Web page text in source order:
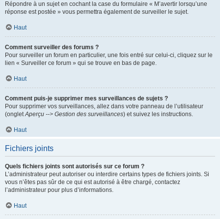
Répondre à un sujet en cochant la case du formulaire « M’avertir lorsqu’une
réponse est postée » vous permettra également de surveiller le sujet.
Haut
Comment surveiller des forums ?
Pour surveiller un forum en particulier, une fois entré sur celui-ci, cliquez sur le
lien « Surveiller ce forum » qui se trouve en bas de page.
Haut
Comment puis-je supprimer mes surveillances de sujets ?
Pour supprimer vos surveillances, allez dans votre panneau de l’utilisateur
(ongletAperçu --> Gestion des surveillances) et suivez les instructions.
Haut
Fichiers joints
Quels fichiers joints sont autorisés sur ce forum ?
L’administrateur peut autoriser ou interdire certains types de fichiers joints. Si
vous n’êtes pas sûr de ce qui est autorisé à être chargé, contactez
l’administrateur pour plus d’informations.
Haut